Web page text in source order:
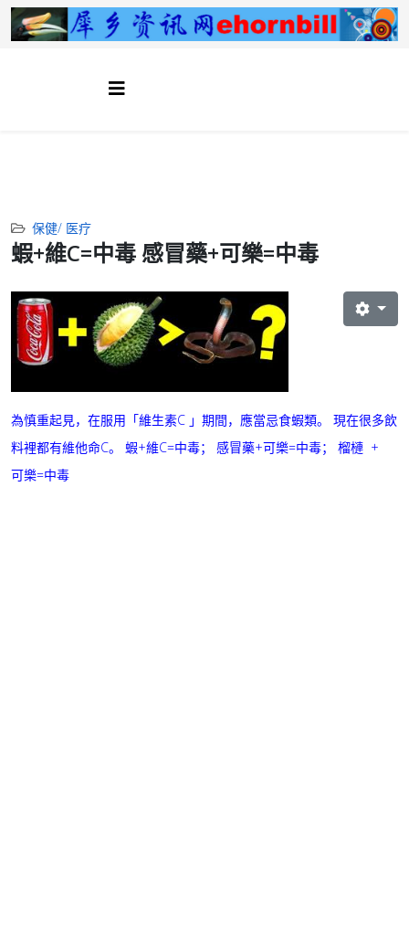
保健/ 医疗
蝦+維C=中毒 感冒藥+可樂=中毒
為慎重起見，在服用「維生素C 」期間，應當忌食蝦類。 現在很多飲
料裡都有維他命C。 蝦+維C=中毒； 感冒藥+可樂=中毒； 榴槤 +
可樂=中毒